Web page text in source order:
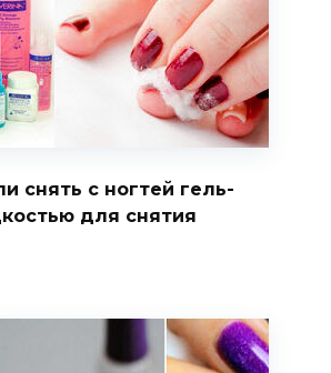
снять с ногтей гель-
для снятия